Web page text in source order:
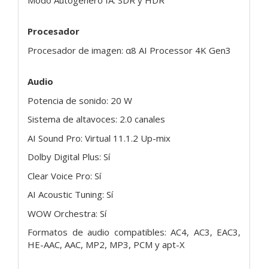
Procesador
Procesador de imagen: α8 AI Processor 4K Gen3
Audio
Potencia de sonido: 20 W
Sistema de altavoces: 2.0 canales
AI Sound Pro: Virtual 11.1.2 Up-mix
Dolby Digital Plus: Sí
Clear Voice Pro: Sí
AI Acoustic Tuning: Sí
WOW Orchestra: Sí
Formatos de audio compatibles: AC4, AC3, EAC3,
HE-AAC, AAC, MP2, MP3, PCM y apt-X